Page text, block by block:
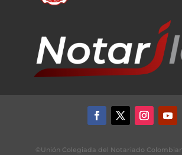
©Unión Colegiada del Notariado